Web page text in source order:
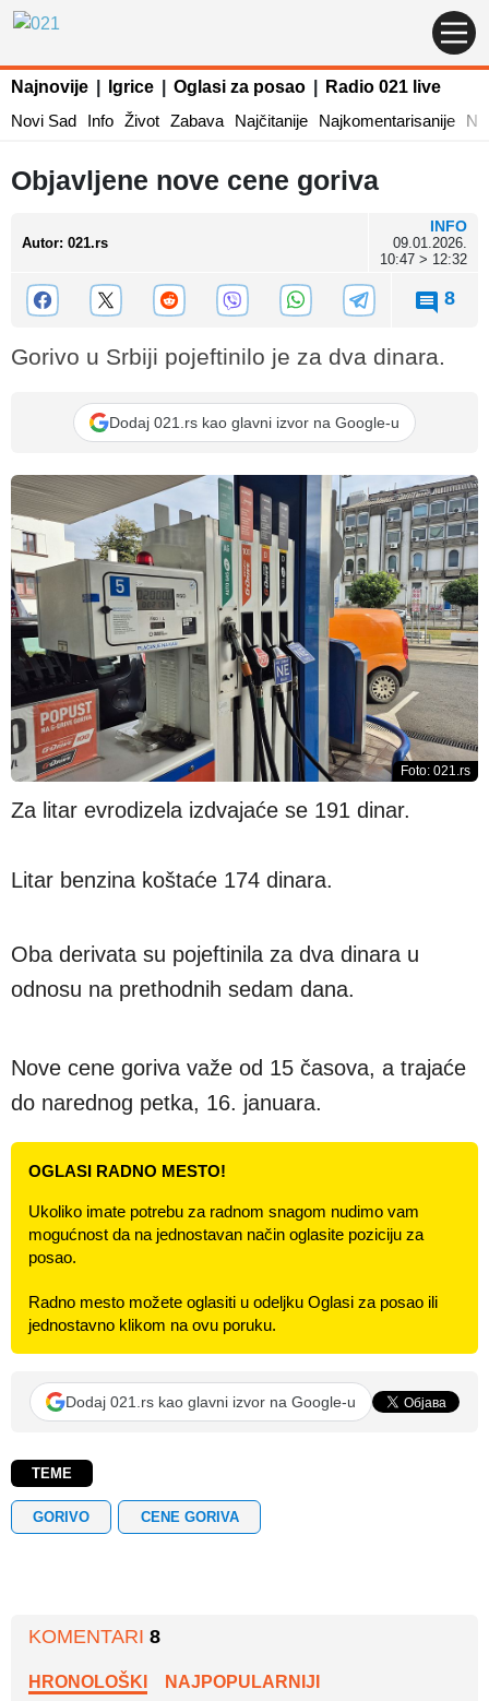
Najnovije Igrice Oglasi za posao
Radio 021 live
Novi Sad
Info Život Zabava Najčitanije Najkomentarisanije
Objavljene nove cene goriva
Autor: 021.rs
INFO
09.01.2026.
10:47 > 12:32
8
Gorivo u Srbiji pojeftinilo je za dva dinara.
Dodaj 021.rs kao glavni izvor na Google-u
Foto: 021.rs
Za litar evrodizela izdvajaće se 191 dinar.
Litar benzina koštaće 174 dinara.
Oba derivata su pojeftinila za dva dinara u
odnosu na prethodnih sedam dana.
Nove cene goriva važe od 15 časova, a trajaće
do narednog petka, 16. januara.
OGLASI RADNO MESTO!
Ukoliko imate potrebu za radnom snagom nudimo vam
mogućnost da na jednostavan način oglasite poziciju za
posao.
Radno mesto možete oglasiti u odeljku Oglasi za posao ili
jednostavno klikom na ovu poruku.
Dodaj 021.rs kao glavni izvor na Google-u
TEME
GORIVO CENE GORIVA
KOMENTARI 8
HRONOLOŠKI NAJPOPULARNIJI